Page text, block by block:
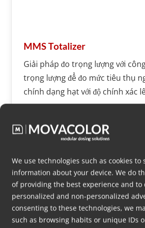
We use technologies such as cookies to
information about your device. We do
of providing the best experience and to
personalized and non-personalized
consenting to these technologies, we
such as browsing habits or unique IDs
MMS Totalizer
Giải pháp đo trọng lượng với
trọng lượng để đo mức tiêu thụ
chính dạng hạt với độ chính xác
MMS